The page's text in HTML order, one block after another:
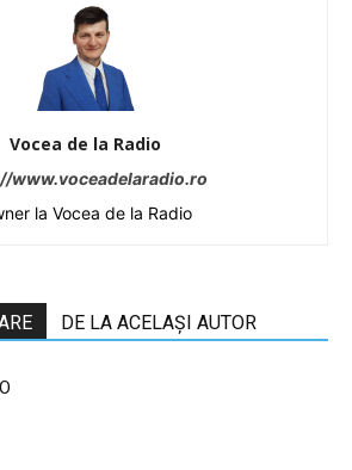
Vocea de la Radio
www.voceadelaradio.ro
la Vocea de la Radio
DE LA ACELAȘI AUTOR